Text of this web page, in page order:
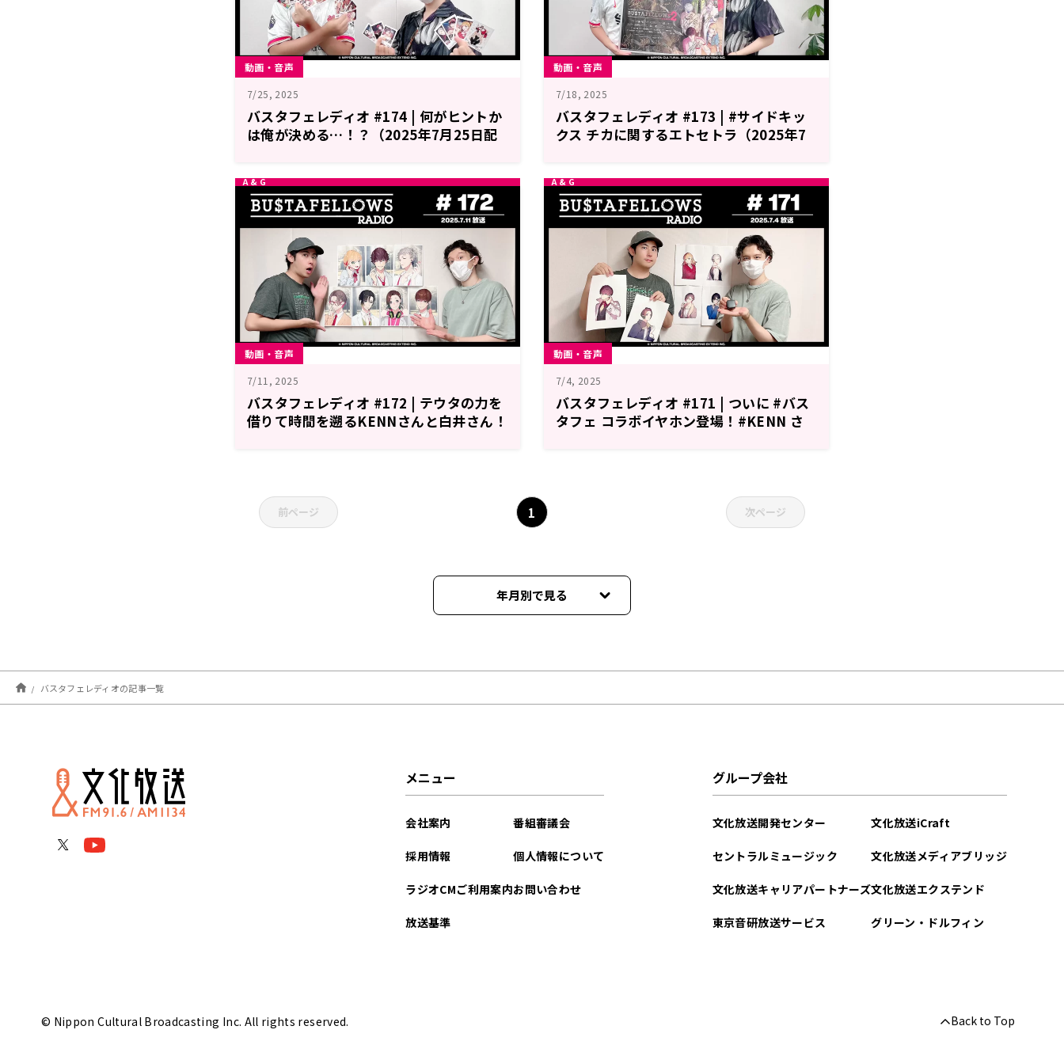
動画・音声
7/25, 2025
バスタフェレディオ #174 | 何がヒントか
は俺が決める…！？（2025年7月25日配
動画・音声
7/18, 2025
バスタフェレディオ #173 | #サイドキッ
クス チカに関するエトセトラ（2025年7
動画・音声
7/11, 2025
バスタフェレディオ #172 | テウタの力を
借りて時間を遡るKENNさんと白井さん！
動画・音声
7/4, 2025
バスタフェレディオ #171 | ついに #バス
タフェ コラボイヤホン登場！#KENN さ
前ページ 1 次ページ
年月別で見る
2025年09月
2025年08月
バスタフェレディオの記事一覧
メニュー
会社案内
採用情報
ラジオCMご利用案内
放送基準
番組審議会
個人情報について
お問い合わせ
グループ会社
文化放送開発センター
セントラルミュージック
文化放送キャリアパートナーズ
東京音研放送サービス
文化放送iCraft
文化放送メディアブリッジ
文化放送エクステンド
グリーン・ドルフィン
© Nippon Cultural Broadcasting Inc. All rights reserved. Back to Top